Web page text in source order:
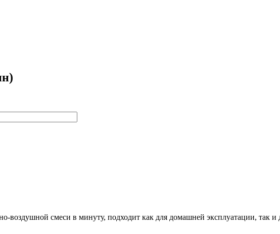
воздушной смеси в минуту, подходит как для домашней эксплуатации, так